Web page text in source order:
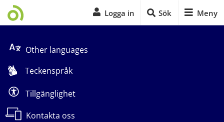
Logga in Sök Meny
Other languages
Teckenspråk
Tillgänglighet
Kontakta oss